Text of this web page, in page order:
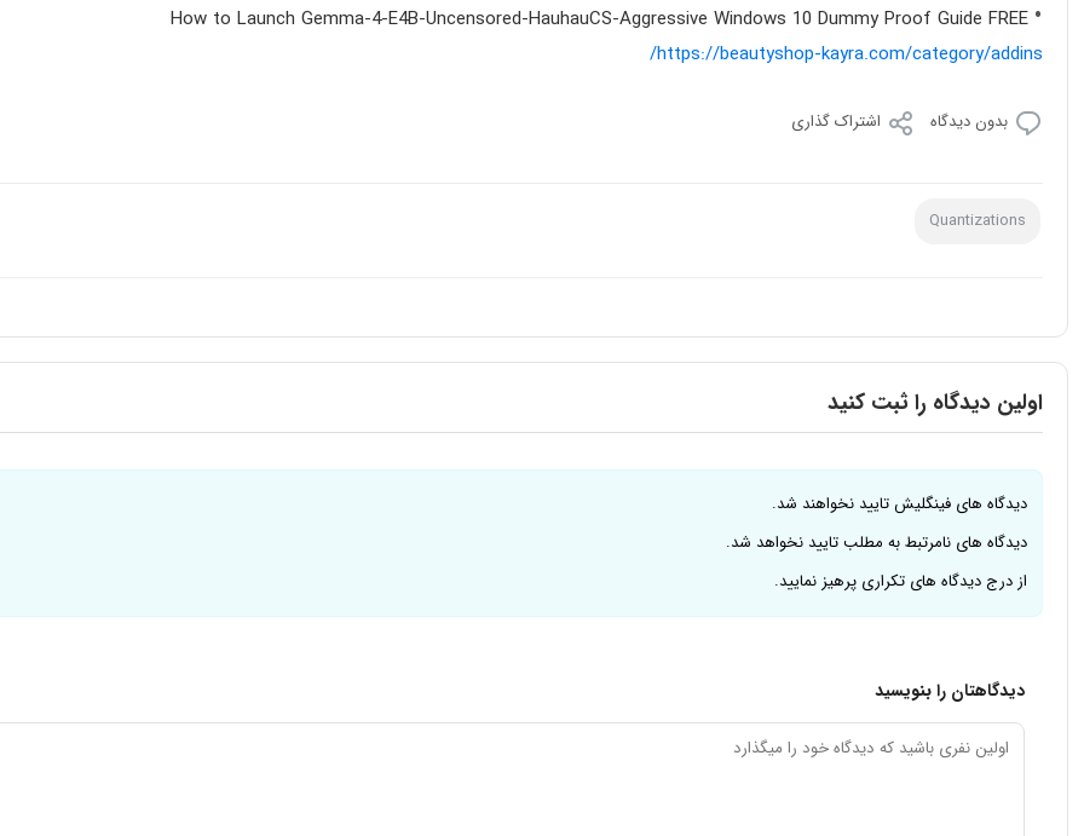
How to Launch Gemma-4-E4B-Uncensored-HauhauCS-Aggressive Windows 10 Dummy Proof Guide FREE
https://beautyshop-kayra.com/category/addins/
بدون دیدگاه اشتراک گذاری
Quantizations
اولین دیدگاه را ثبت کنید
دیدگاه های فینگلیش تایید نخواهند شد.
دیدگاه های نامرتبط به مطلب تایید نخواهد شد.
از درج دیدگاه های تکراری پرهیز نمایید.
دیدگاهتان را بنویسید